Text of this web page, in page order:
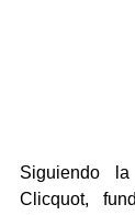
Siguiendo
Clicquot,